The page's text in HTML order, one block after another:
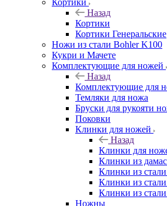
Кортики
Назад
Кортики
Кортики Генеральские
Ножи из стали Bohler K100
Кукри и Мачете
Комплектующие для ножей
Назад
Комплектующие для
Темляки для ножа
Бруски для рукояти
Поковки
Клинки для ножей
Назад
Клинки для
Клинки из
Клинки из
Клинки из
Клинки из
Ножны